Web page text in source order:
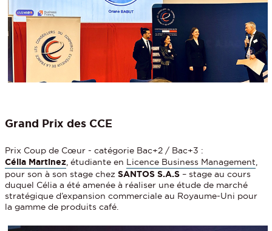
Grand Prix des CCE
Prix Coup de Cœur - catégorie Bac+2 / Bac+3 :
Célia Martinez , étudiante en Licence Business Management
pour son à son stage chezSANTOS S.A.S – stage au cours
duquel Célia a été amenée à réaliser une étude de marché
stratégique d’expansion commerciale au Royaume-Uni pour
la gamme de produits café.